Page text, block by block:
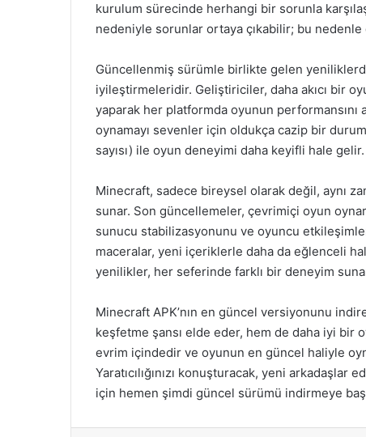
kurulum sürecinde herhangi bir sorunla
nedeniyle sorunlar ortaya çıkabilir; bu
Güncellenmiş sürümle birlikte gelen
iyileştirmeleridir. Geliştiriciler, daha akıcı bir
yaparak her platformda oyunun
oynamayı sevenler için oldukça cazip bir
sayısı) ile oyun deneyimi daha keyifli hale gelir.
Minecraft, sadece bireysel olarak değil, aynı
sunar. Son güncellemeler, çevrimiçi oyun
sunucu stabilizasyonunu ve oyuncu
maceralar, yeni içeriklerle daha da eğlenceli
yenilikler, her seferinde farklı bir deneyim
Minecraft APK’nın en güncel versiyonunu
keşfetme şansı elde eder, hem de daha iyi bir
evrim içindedir ve oyunun en güncel haliyle
Yaratıcılığınızı konuşturacak, yeni
için hemen şimdi güncel sürümü indirmeye